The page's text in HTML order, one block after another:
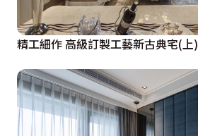
精工細作 高級訂製工藝新古典宅(上)